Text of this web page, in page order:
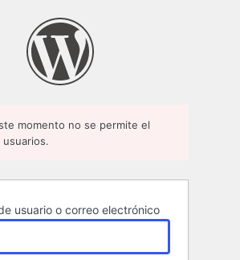
momento no se permite el
usuario o correo electrónico